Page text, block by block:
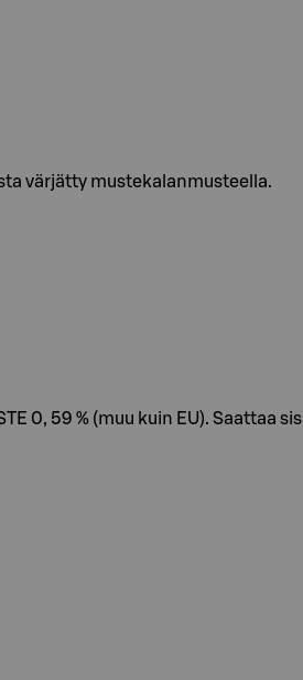
värjätty mustekalanmusteella.
0, 59 % (muu kuin EU). Saattaa